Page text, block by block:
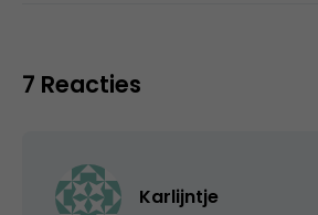
7 Reacties
Karlijntje